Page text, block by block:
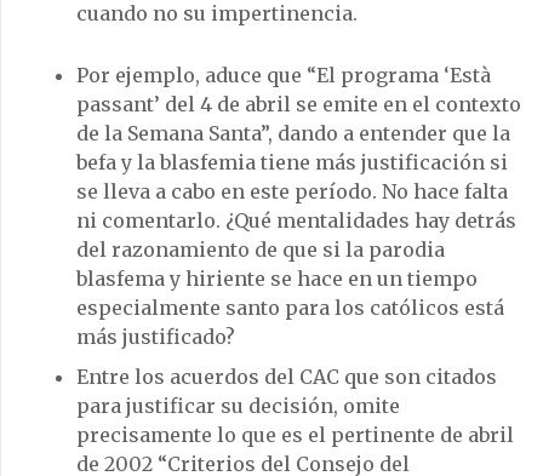
cuando no su impertinencia.
Por ejemplo, aduce que “El programa ‘Està
passant’ del 4 de abril se emite en el contexto
de la Semana Santa”, dando a entender que la
befa y la blasfemia tiene más justificación si
se lleva a cabo en este período. No hace falta
ni comentarlo. ¿Qué mentalidades hay detrás
del razonamiento de que si la parodia
blasfema y hiriente se hace en un tiempo
especialmente santo para los católicos está
más justificado?
Entre los acuerdos del CAC que son citados
para justificar su decisión, omite
precisamente lo que es el pertinente de abril
de 2002 “Criterios del Consejo del